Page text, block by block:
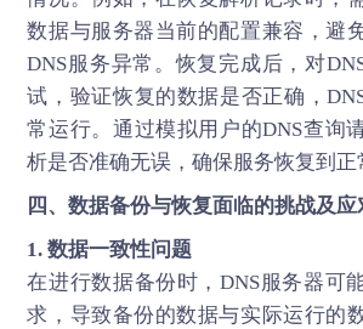
数据与服务器当前的配置兼容，避
DNS服务异常。恢复完成后，对
试，验证恢复的数据是否正确，
常运行。通过模拟用户的DNS查询
析是否准确无误，确保服务恢复到正
四、数据备份与恢复面临的挑战及应
1. 数据一致性问题
在进行数据备份时，DNS服务器可
求，导致备份的数据与实际运行的